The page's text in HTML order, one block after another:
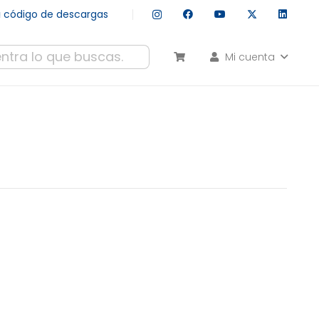
código de descargas
Mi cuenta